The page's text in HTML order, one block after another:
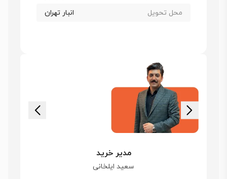
محل تحویل
انبار تهران
مدیر خرید
سعید ایلخانی